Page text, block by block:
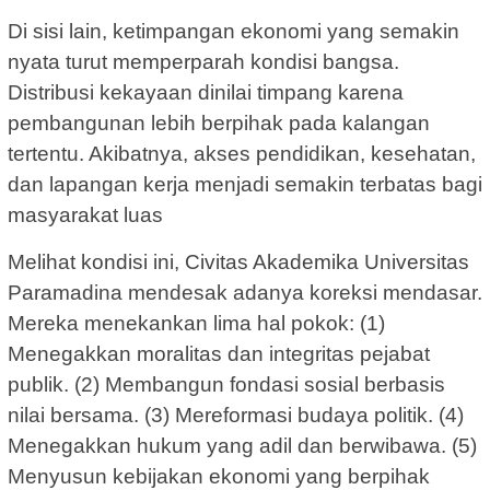
Di sisi lain, ketimpangan ekonomi yang semakin
nyata turut memperparah kondisi bangsa.
Distribusi kekayaan dinilai timpang karena
pembangunan lebih berpihak pada kalangan
tertentu. Akibatnya, akses pendidikan, kesehatan,
dan lapangan kerja menjadi semakin terbatas bagi
masyarakat luas
Melihat kondisi ini, Civitas Akademika Universitas
Paramadina mendesak adanya koreksi mendasar.
Mereka menekankan lima hal pokok: (1)
Menegakkan moralitas dan integritas pejabat
publik. (2) Membangun fondasi sosial berbasis
nilai bersama. (3) Mereformasi budaya politik. (4)
Menegakkan hukum yang adil dan berwibawa. (5)
Menyusun kebijakan ekonomi yang berpihak